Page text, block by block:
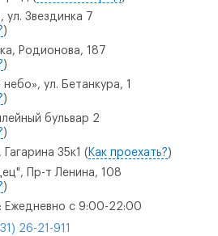
ул. Звездинка 7
)
Родионова, 187
)
ул. Бетанкура, 1
)
бульвар 2
)
35к1 ( Как проехать? )
Пр-т Ленина, 108
)
Ежедневно с 9:00-22:00
26-21-911